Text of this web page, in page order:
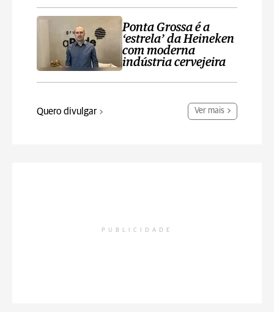
Ponta Grossa é a
‘estrela’ da Heineken
com moderna
indústria cervejeira
Quero divulgar Ver mais
PUBLICIDADE